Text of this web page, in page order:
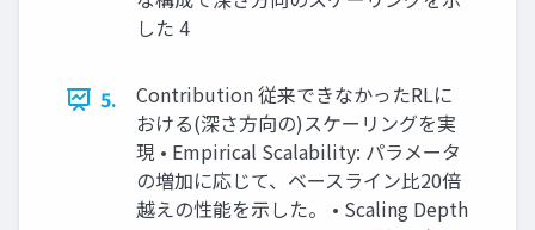
した 4
5.
Contribution 従来できなかったRLに
おける(深さ方向の)スケーリングを実
現 • Empirical Scalability: パラメータ
の増加に応じて、ベースライン比20倍
越えの性能を示した。 • Scaling Depth